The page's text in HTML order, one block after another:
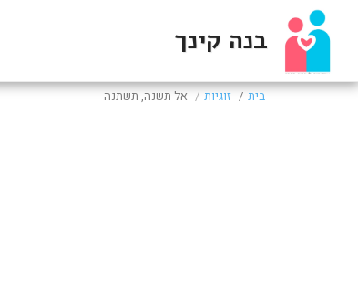
בנה קינך
בית זוגיות אל תשנה, תשתנה